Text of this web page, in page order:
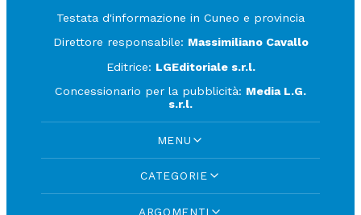
Testata d'informazione in Cuneo e provincia
Direttore responsabile: Massimiliano Cavallo
Editrice: LGEditoriale s.r.l.
Concessionario per la pubblicità: Media L.G.
s.r.l.
MENU
CATEGORIE
ARGOMENTI